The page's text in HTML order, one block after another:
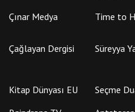
Çınar Medya Time to
Çağlayan Dergisi
Süreyya
Kitap Dünyası EU
Seçme